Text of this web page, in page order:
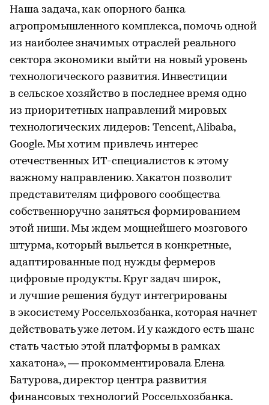
Наша задача, как опорного банка
агропромышленного комплекса, помочь одной
из наиболее значимых отраслей реального
сектора экономики выйти на новый уровень
технологического развития. Инвестиции
в сельское хозяйство в последнее время одно
из приоритетных направлений мировых
технологических лидеров: Tencent, Alibaba,
Google. Мы хотим привлечь интерес
отечественных ИТ-специалистов к этому
важному направлению. Хакатон позволит
представителям цифрового сообщества
собственноручно заняться формированием
этой ниши. Мы ждем мощнейшего мозгового
штурма, который выльется в конкретные,
адаптированные под нужды фермеров
цифровые продукты. Круг задач широк,
и лучшие решения будут интегрированы
в экосистему Россельхозбанка, которая начнет
действовать уже летом. И у каждого есть шанс
стать частью этой платформы в рамках
хакатона», — прокомментировала Елена
Батурова, директор центра развития
финансовых технологий Россельхозбанка.